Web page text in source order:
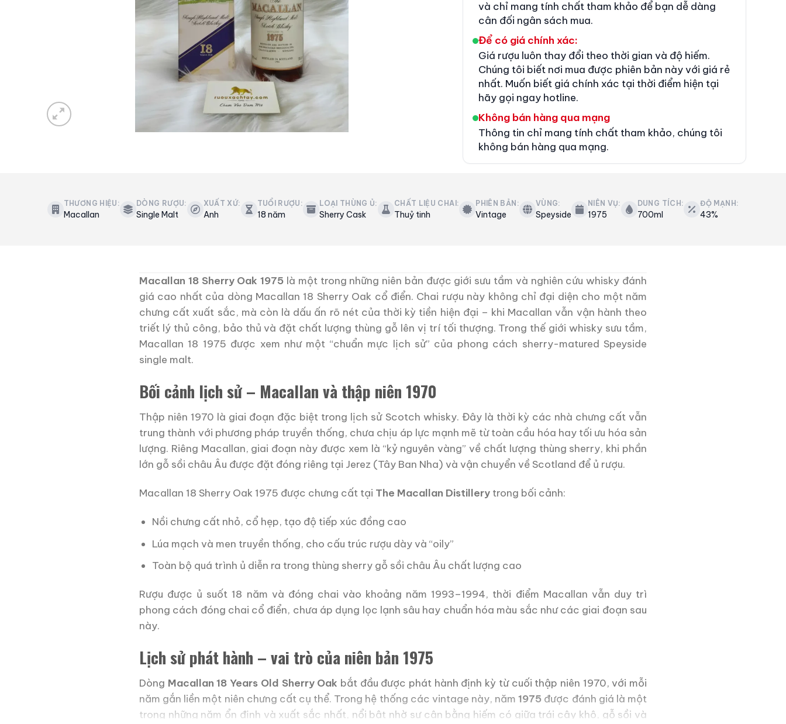
và chỉ mang tính chất tham khảo để bạn dễ dàng
cân đối ngân sách mua.
Để có giá chính xác:
Giá rượu luôn thay đổi theo thời gian và độ hiếm.
Chúng tôi biết nơi mua được phiên bản này với giá rẻ
nhất. Muốn biết giá chính xác tại thời điểm hiện tại
hãy gọi ngay hotline.
Không bán hàng qua mạng
Thông tin chỉ mang tính chất tham khảo, chúng tôi
không bán hàng qua mạng.
THƯƠNG HIỆU:
Macallan
DÒNG RƯỢU:
Single Malt
XUẤT XỨ:
Anh
TUỔI RƯỢU:
18 năm
LOẠI THÙNG Ủ:
Sherry Cask
CHẤT LIỆU CHAI:
Thuỷ tinh
PHIÊN BẢN:
Vintage
VÙNG:
Speyside
NIÊN VỤ:
1975
DUNG TÍCH:
700ml
ĐỘ MẠNH:
43%
Macallan 18 Sherry Oak 1975 là một trong những niên bản được giới sưu tầm và nghiên cứu whisky đánh
giá cao nhất của dòng Macallan 18 Sherry Oak cổ điển. Chai rượu này không chỉ đại diện cho một năm
chưng cất xuất sắc, mà còn là dấu ấn rõ nét của thời kỳ tiền hiện đại – khi Macallan vẫn vận hành theo
triết lý thủ công, bảo thủ và đặt chất lượng thùng gỗ lên vị trí tối thượng. Trong thế giới whisky sưu tầm,
Macallan 18 1975 được xem như một “chuẩn mực lịch sử” của phong cách sherry-matured Speyside
single malt.
Bối cảnh lịch sử – Macallan và thập niên 1970
Thập niên 1970 là giai đoạn đặc biệt trong lịch sử Scotch whisky. Đây là thời kỳ các nhà chưng cất vẫn
trung thành với phương pháp truyền thống, chưa chịu áp lực mạnh mẽ từ toàn cầu hóa hay tối ưu hóa sản
lượng. Riêng Macallan, giai đoạn này được xem là “kỷ nguyên vàng” về chất lượng thùng sherry, khi phần
lớn gỗ sồi châu Âu được đặt đóng riêng tại Jerez (Tây Ban Nha) và vận chuyển về Scotland để ủ rượu.
Macallan 18 Sherry Oak 1975 được chưng cất tại The Macallan Distillery trong bối cảnh:
Nồi chưng cất nhỏ, cổ hẹp, tạo độ tiếp xúc đồng cao
Lúa mạch và men truyền thống, cho cấu trúc rượu dày và “oily”
Toàn bộ quá trình ủ diễn ra trong thùng sherry gỗ sồi châu Âu chất lượng cao
Rượu được ủ suốt 18 năm và đóng chai vào khoảng năm 1993–1994, thời điểm Macallan vẫn duy trì
phong cách đóng chai cổ điển, chưa áp dụng lọc lạnh sâu hay chuẩn hóa màu sắc như các giai đoạn sau
này.
Lịch sử phát hành – vai trò của niên bản 1975
Dòng Macallan 18 Years Old Sherry Oak bắt đầu được phát hành định kỳ từ cuối thập niên 1970, với mỗi
năm gắn liền một niên chưng cất cụ thể. Trong hệ thống các vintage này, năm1975 được đánh giá là một
trong những năm ổn định và xuất sắc nhất, nổi bật nhờ sự cân bằng hiếm có giữa trái cây khô, gỗ sồi và